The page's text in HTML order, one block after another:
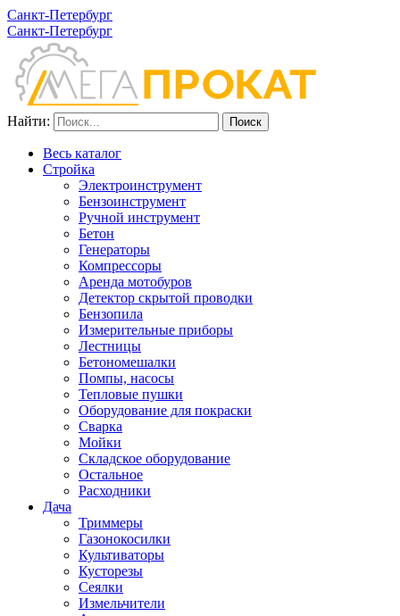
Санкт-Петербург
Санкт-Петербург
Найти:
Весь каталог
Стройка
Электроинструмент
Бензоинструмент
Ручной инструмент
Бетон
Генераторы
Компрессоры
Аренда мотобуров
Детектор скрытой проводки
Бензопила
Измерительные приборы
Лестницы
Бетономешалки
Помпы, насосы
Тепловые пушки
Оборудование для покраски
Сварка
Мойки
Складское оборудование
Остальное
Расходники
Дача
Триммеры
Газонокосилки
Культиваторы
Кусторезы
Сеялки
Измельчители